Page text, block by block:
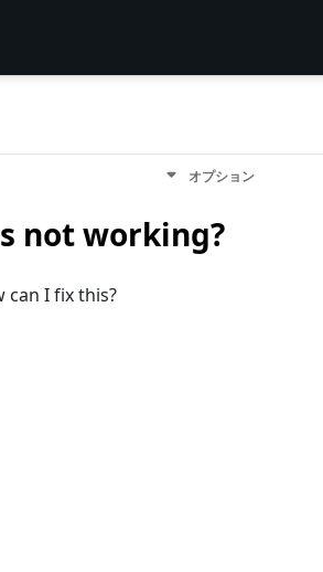
オプション
not working?
can I fix this?